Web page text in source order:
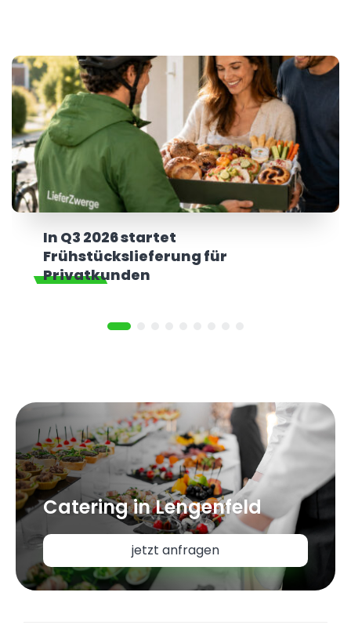
Catering in Lengenfeld
jetzt anfragen
In Q3 2026 startet
Frühstückslieferung für
Privatkunden